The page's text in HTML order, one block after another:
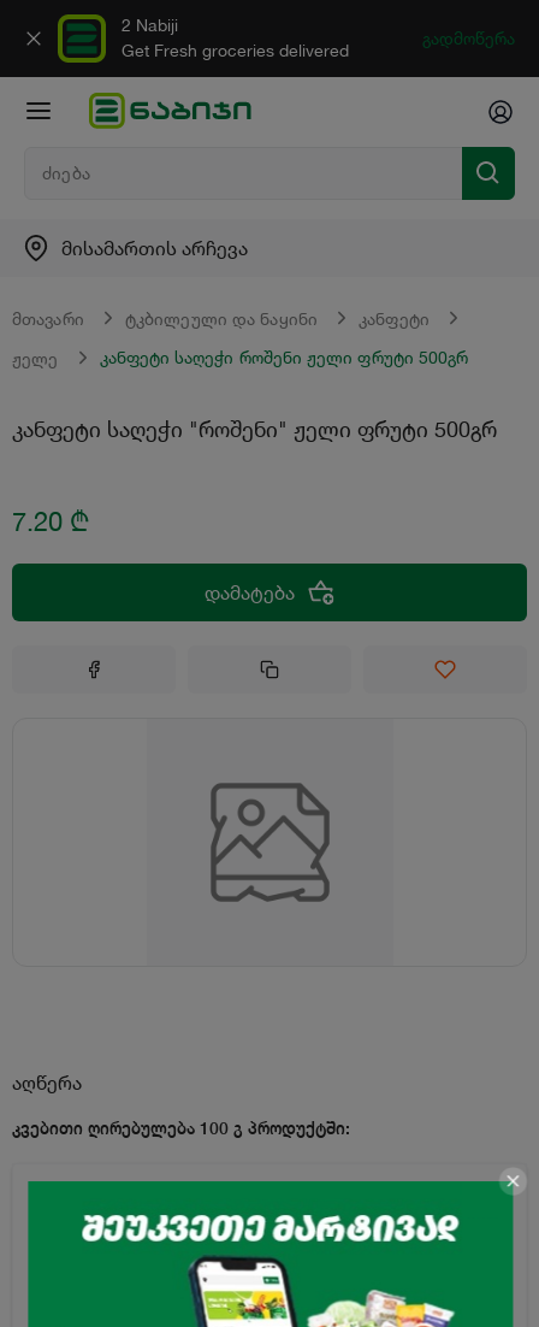
2 Nabiji
Get Fresh groceries delivered
გადმოწერა
მისამართის არჩევა
მთავარი ტკბილეული და ნაყინი კანფეტი
ჟელე კანფეტი საღეჭი როშენი ჟელი ფრუტი 500გრ
კანფეტი საღეჭი "როშენი" ჟელი ფრუტი 500გრ
7.20 ₾
დამატება
აღწერა
კვებითი ღირებულება 100 გ პროდუქტში:
ღირებულება
კკალ
0 გ